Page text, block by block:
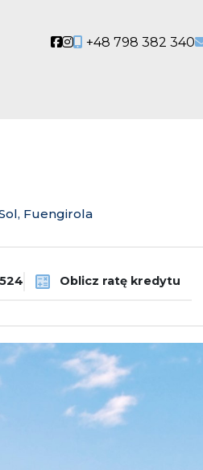
Social link
Social link
+48 798 382 340
Fuengirola
Oblicz ratę kredytu